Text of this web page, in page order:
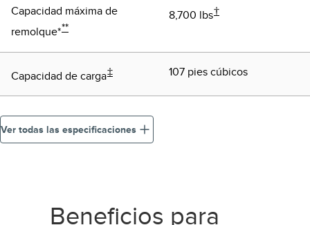
Capacidad máxima de
remolque***
8,700 lbs†
Capacidad de carga‡ 107 pies cúbicos
Ver todas las especificaciones
Beneficios para